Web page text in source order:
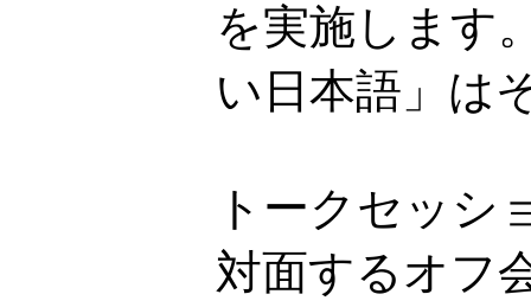
を実施します
い日本語」は
トークセッシ
対面するオフ